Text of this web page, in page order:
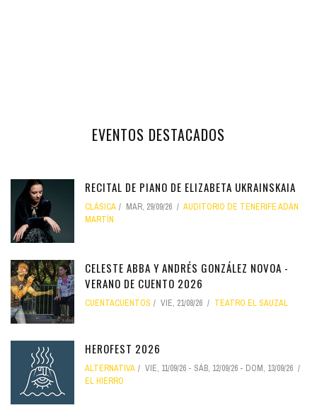
EVENTOS DESTACADOS
RECITAL DE PIANO DE ELIZABETA UKRAINSKAIA
CLÁSICA MAR, 29/09/26
AUDITORIO DE TENERIFE ADÁN
MARTÍN
CELESTE ABBA Y ANDRÉS GONZÁLEZ NOVOA -
VERANO DE CUENTO 2026
CUENTACUENTOS VIE, 21/08/26 TEATRO EL SAUZAL
HEROFEST 2026
ALTERNATIVA VIE, 11/09/26 - SÁB, 12/09/26 - DOM, 13/09/26
EL HIERRO